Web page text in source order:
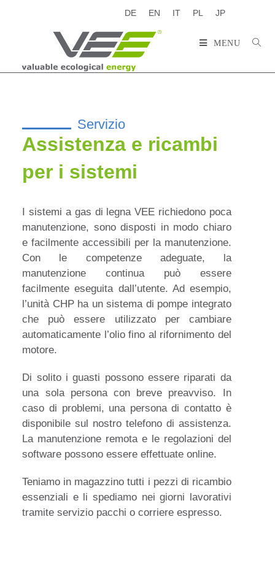
DE EN IT PL JP
MENU
Servizio
Assistenza e ricambi
per i sistemi
I sistemi a gas di legna VEE richiedono poca
manutenzione, sono disposti in modo chiaro
e facilmente accessibili per la manutenzione.
Con le competenze adeguate, la
manutenzione continua può essere
facilmente eseguita dall’utente. Ad esempio,
l’unità CHP ha un sistema di pompe integrato
che può essere utilizzato per cambiare
automaticamente l’olio fino al rifornimento del
motore.
Di solito i guasti possono essere riparati da
una sola persona con breve preavviso. In
caso di problemi, una persona di contatto è
disponibile sul nostro telefono di assistenza.
La manutenzione remota e le regolazioni del
software possono essere effettuate online.
Teniamo in magazzino tutti i pezzi di ricambio
essenziali e li spediamo nei giorni lavorativi
tramite servizio pacchi o corriere espresso.